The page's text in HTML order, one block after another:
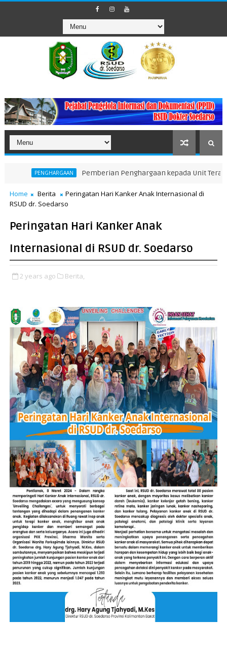
PENGHARGAAN Pemberian Penghargaan kepada Unit Teraktif
Home Berita
Peringatan Hari Kanker Anak Internasional di
RSUD dr. Soedarso
Peringatan Hari Kanker Anak
Internasional di RSUD dr. Soedarso
2 years ago Berita,